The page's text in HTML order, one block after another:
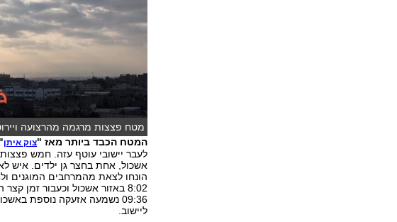
מטח פצצות מרגמה מהרצועה
המטח הכבד ביותר מאז "צוק איתן
לעבר יישובי עוטף עזה. חמש
אשכול, אחת בחצר גן ילדים. איש
הונחו לצאת מהמרחבים המוגנים
8:02 באזור אשכול וכעבור זמן
09:36 נשמעה אזעקה נוספת
ליישוב.